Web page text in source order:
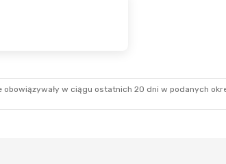
STO
- GDN
obowiązywały w ciągu ostatnich 20 dni w podanych